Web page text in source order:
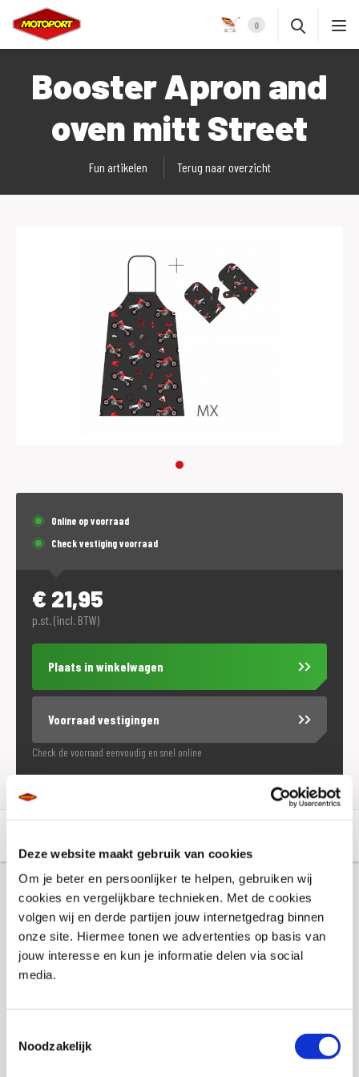
Deze website maakt gebruik van cookies
Om je beter en persoonlijker te helpen, gebruiken wij
cookies en vergelijkbare technieken. Met de cookies
volgen wij en derde partijen jouw internetgedrag binnen
onze site. Hiermee tonen we advertenties op basis van
jouw interesse en kun je informatie delen via social
media.
Noodzakelijk
0
Booster Apron and
oven mitt Street
Fun artikelen Terug naar overzicht
Online op voorraad
Check vestiging voorraad
€ 21,95
p.st. (incl. BTW)
Plaats in winkelwagen
Voorraad vestigingen
Check de voorraad eenvoudig en snel online
Aanvullende informatie
Merk
Booster
Titel
Keukenschort + Ovenhandschoen Booster,